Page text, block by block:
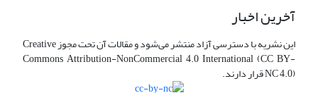
آخرین اخبار
این نشریه با دسترسی آزاد منتشر می‌شود و مقالات آن تحت مجوز Creative
Commons Attribution-NonCommercial 4.0 International (CC BY-
NC 4.0) قرار دارند.